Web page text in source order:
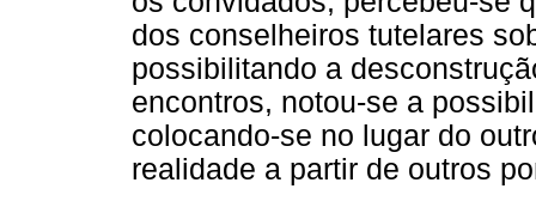
dos conselheiros tutelares
possibilitando a
encontros, notou-se a
colocando-se no lugar do
realidade a partir de outros